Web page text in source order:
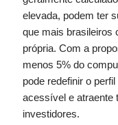
elevada, podem ter
que mais brasileiros
própria. Com a
menos 5% do
pode redefinir o
acessível e atraente
investidores.